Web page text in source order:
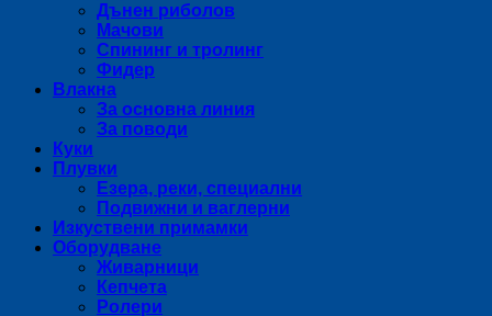
Дънен риболов
Мачови
Спининг и тролинг
Фидер
Влакна
За основна линия
За поводи
Куки
Плувки
Езера, реки, специални
Подвижни и ваглерни
Изкуствени примамки
Оборудване
Живарници
Кепчета
Ролери